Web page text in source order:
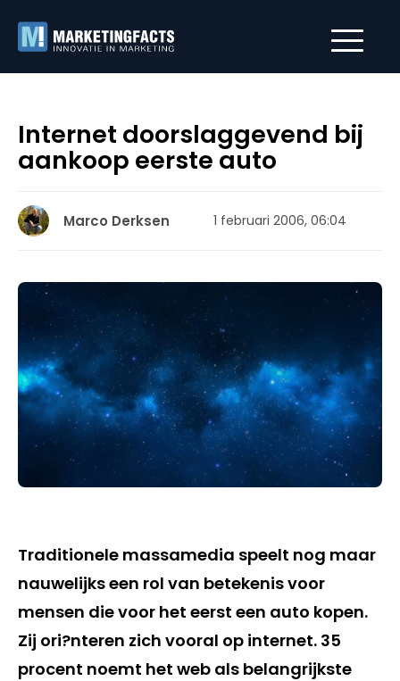
Internet doorslaggevend bij
aankoop eerste auto
Marco Derksen 1 februari 2006, 06:04
Traditionele massamedia speelt nog maar
nauwelijks een rol van betekenis voor
mensen die voor het eerst een auto kopen.
Zij ori?nteren zich vooral op internet. 35
procent noemt het web als belangrijkste